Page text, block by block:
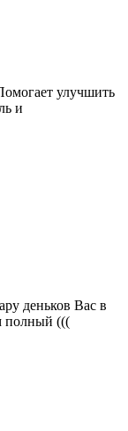
улучшить
и
деньков Вас в
полный (((